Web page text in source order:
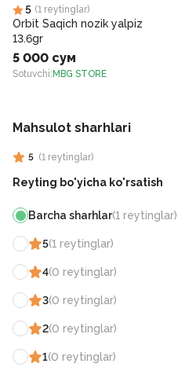
5 (1 reytinglar)
Orbit Saqich nozik yalpiz
13.6gr
5 000 сум
Sotuvchi: MBG STORE
Mahsulot sharhlari
5 (1 reytinglar)
Reyting bo'yicha ko'rsatish
Barcha sharhlar(1 reytinglar)
5(1 reytinglar)
4(0 reytinglar)
3(0 reytinglar)
2(0 reytinglar)
1(0 reytinglar)